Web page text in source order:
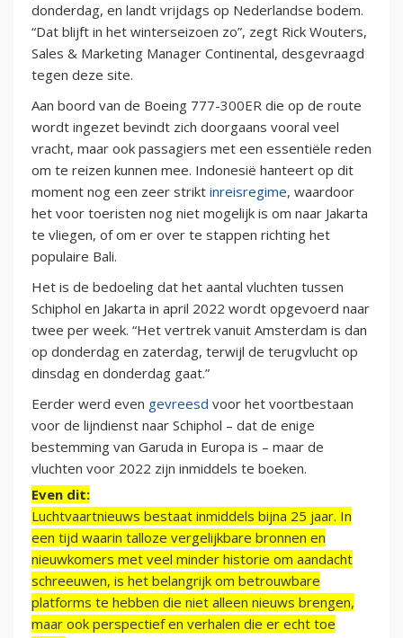
donderdag, en landt vrijdags op Nederlandse bodem.
“Dat blijft in het winterseizoen zo”, zegt Rick Wouters,
Sales & Marketing Manager Continental, desgevraagd
tegen deze site.
Aan boord van de Boeing 777-300ER die op de route
wordt ingezet bevindt zich doorgaans vooral veel
vracht, maar ook passagiers met een essentiële reden
om te reizen kunnen mee. Indonesië hanteert op dit
moment nog een zeer strikt inreisregime, waardoor
het voor toeristen nog niet mogelijk is om naar Jakarta
te vliegen, of om er over te stappen richting het
populaire Bali.
Het is de bedoeling dat het aantal vluchten tussen
Schiphol en Jakarta in april 2022 wordt opgevoerd naar
twee per week. “Het vertrek vanuit Amsterdam is dan
op donderdag en zaterdag, terwijl de terugvlucht op
dinsdag en donderdag gaat.”
Eerder werd even gevreesd voor het voortbestaan
voor de lijndienst naar Schiphol – dat de enige
bestemming van Garuda in Europa is – maar de
vluchten voor 2022 zijn inmiddels te boeken.
Even dit:
Luchtvaartnieuws bestaat inmiddels bijna 25 jaar. In
een tijd waarin talloze vergelijkbare bronnen en
nieuwkomers met veel minder historie om aandacht
schreeuwen, is het belangrijk om betrouwbare
platforms te hebben die niet alleen nieuws brengen,
maar ook perspectief en verhalen die er echt toe